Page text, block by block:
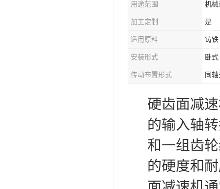
用途范围 机械
加工定制 是
适用原料 铸铁
安装形式 卧式
传动布置形式 同
硬齿面减
的输入轴
和一组齿
的硬度和